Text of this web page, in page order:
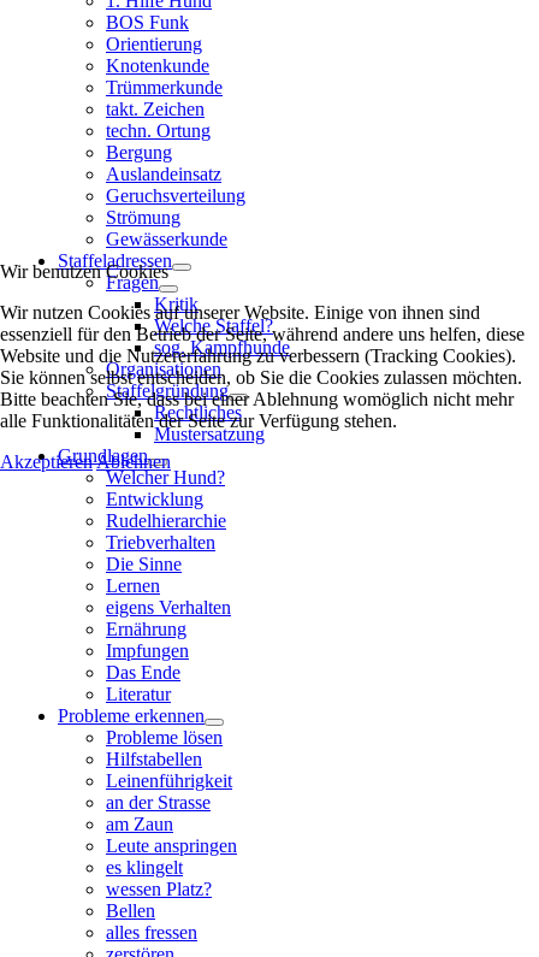
BOS Funk
Orientierung
Knotenkunde
Trümmerkunde
takt. Zeichen
techn. Ortung
Bergung
Auslandeinsatz
Geruchsverteilung
Strömung
Gewässerkunde
Staffeladressen
Fragen
Kritik
Welche Staffel?
sog. Kampfhunde
Organisationen
Staffelgründung
Rechtliches
Mustersatzung
Grundlagen
Welcher Hund?
Entwicklung
Rudelhierarchie
Triebverhalten
Die Sinne
Lernen
eigens Verhalten
Ernährung
Impfungen
Das Ende
Literatur
Probleme erkennen
Probleme lösen
Hilfstabellen
Leinenführigkeit
an der Strasse
am Zaun
Leute anspringen
es klingelt
wessen Platz?
Bellen
alles fressen
Wir benutzen Cookies
Wir nutzen Cookies auf unserer Website. Einige von ihnen sind
essenziell für den Betrieb der Seite, während andere uns helfen, diese
Website und die Nutzererfahrung zu verbessern (Tracking Cookies).
Sie können selbst entscheiden, ob Sie die Cookies zulassen möchten.
Bitte beachten Sie, dass bei einer Ablehnung womöglich nicht mehr
alle Funktionalitäten der Seite zur Verfügung stehen.
AkzeptierenAblehnen